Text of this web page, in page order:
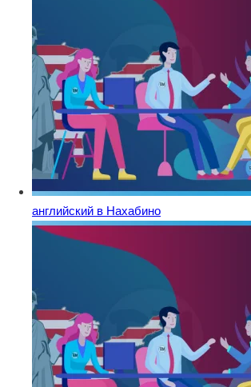
английский в Нахабино